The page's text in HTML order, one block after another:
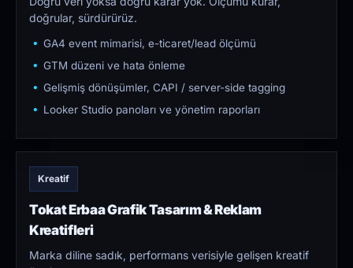
doğrular, sürdürürüz.
GA4 event mimarisi, e-ticaret/lead ölçümü
GTM düzeni ve hata önleme
Gelişmiş dönüşümler, CAPI / server-side tagging
Looker Studio panoları ve yönetim raporları
Kreatif
Tokat Erbaa Grafik Tasarım & Reklam
Kreatifleri
Marka diline sadık, performans verisiyle gelişen kreatif